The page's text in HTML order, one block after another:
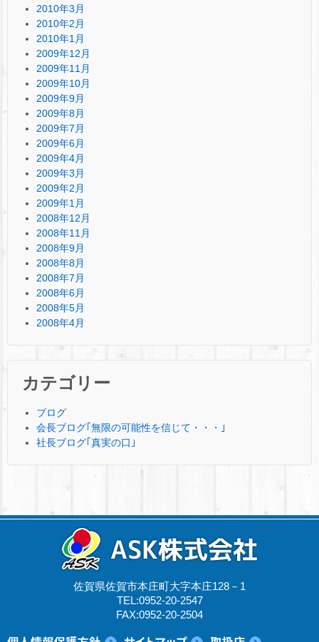
2010年3月
2010年2月
2010年1月
2009年12月
2009年11月
2009年10月
2009年9月
2009年8月
2009年7月
2009年6月
2009年4月
2009年3月
2009年2月
2009年1月
2008年12月
2008年11月
2008年9月
2008年8月
2008年7月
2008年6月
2008年5月
2008年4月
カテゴリー
ブログ
会長ブログ｢無限の可能性を信じて・・・｣
社長ブログ｢真実の口｣
佐賀県佐賀市本庄町大字本庄128－1
TEL:0952-20-2547
FAX:0952-20-2504